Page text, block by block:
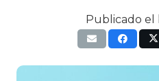
Publicado el